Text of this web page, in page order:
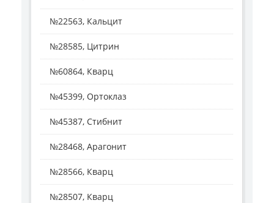
№22563, Кальцит
№28585, Цитрин
№60864, Кварц
№45399, Ортоклаз
№45387, Стибнит
№28468, Арагонит
№28566, Кварц
№28507, Кварц